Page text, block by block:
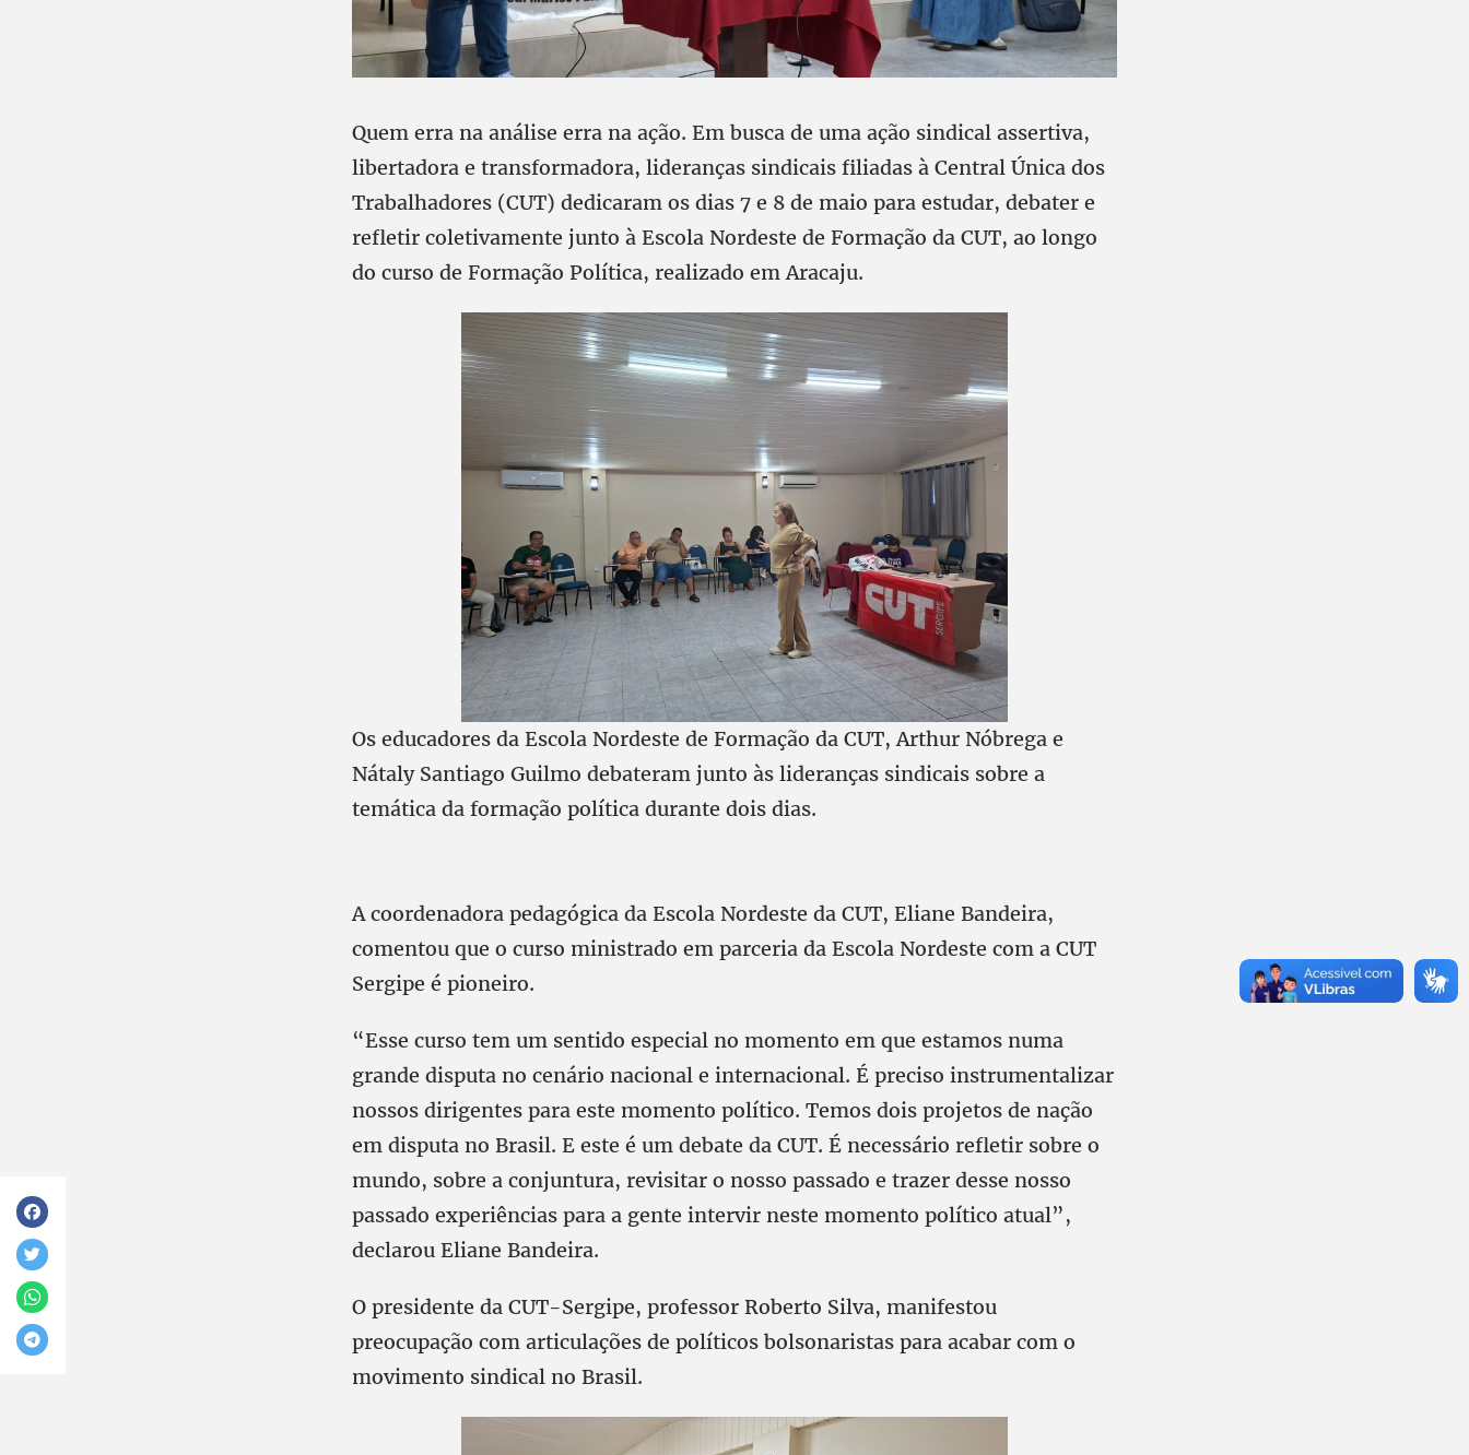
Quem erra na análise erra na ação. Em busca de uma ação sindical assertiva,
libertadora e transformadora, lideranças sindicais filiadas à Central Única dos
Trabalhadores (CUT) dedicaram os dias 7 e 8 de maio para estudar, debater e
refletir coletivamente junto à Escola Nordeste de Formação da CUT, ao longo
do curso de Formação Política, realizado em Aracaju.
Os educadores da Escola Nordeste de Formação da CUT, Arthur Nóbrega e
Nátaly Santiago Guilmo debateram junto às lideranças sindicais sobre a
temática da formação política durante dois dias.
A coordenadora pedagógica da Escola Nordeste da CUT, Eliane Bandeira,
comentou que o curso ministrado em parceria da Escola Nordeste com a CUT
Sergipe é pioneiro.
“Esse curso tem um sentido especial no momento em que estamos numa
grande disputa no cenário nacional e internacional. É preciso instrumentalizar
nossos dirigentes para este momento político. Temos dois projetos de nação
em disputa no Brasil. E este é um debate da CUT. É necessário refletir sobre o
mundo, sobre a conjuntura, revisitar o nosso passado e trazer desse nosso
passado experiências para a gente intervir neste momento político atual”,
declarou Eliane Bandeira.
O presidente da CUT-Sergipe, professor Roberto Silva, manifestou
preocupação com articulações de políticos bolsonaristas para acabar com o
movimento sindical no Brasil.